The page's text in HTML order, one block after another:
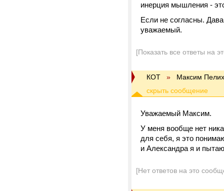
инерция мышления -
Если не согласны.
уважаемый.
[Показать все ответы на
КОТ » Максим
Уважаемый Максим.
У меня вообще нет
для себя, я это
и Александра я и
[Нет ответов на это